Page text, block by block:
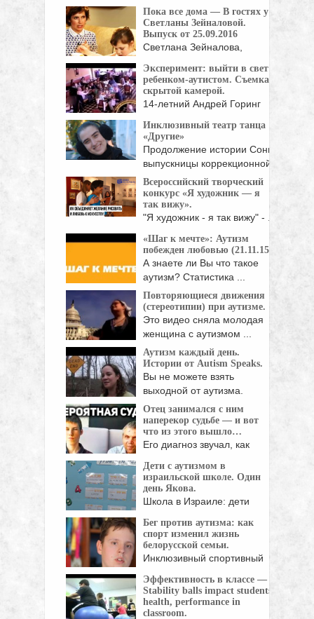
Пока все дома — В гостях у
Светланы Зейналовой.
Выпуск от 25.09.2016
Светлана Зейналова,
«Доброе утро» на ...
Эксперимент: выйти в свет с
ребенком-аутистом. Съемка
скрытой камерой.
14-летний Андрей Горинг
Инклюзивный театр танца
«Другие»
Продолжение истории Сони,
выпускницы коррекционной
школы. Сейчас ей ...Всероссийский творческий
конкурс «Я художник — я
так вижу».
"Я художник - я так вижу" - ...
«Шаг к мечте»: Аутизм
побежден любовью (21.11.15)
А знаете ли Вы что такое
аутизм? Статистика ...
Повторяющиеся движения
(стереотипии) при аутизме.
Это видео сняла молодая
женщина с аутизмом ...
Аутизм каждый день.
Истории от Autism Speaks.
Вы не можете взять
выходной от аутизма.
Аутизм ...
Отец занимался с ним
наперекор судьбе — и вот
что из этого вышло…
Его диагноз звучал, как
Митохондриальное
заболевание ...
Дети с аутизмом в
израильской школе. Один
день Якова.
Школа в Израиле: дети
Бег против аутизма: как
спорт изменил жизнь
белорусской семьи.
Инклюзивный спортивный
аутизмом ...
Эффективность в классе —
Stability balls impact students’
health, performance in
classroom.